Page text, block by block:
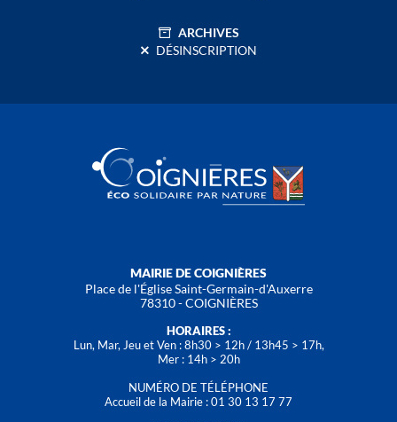
ARCHIVES
DÉSINSCRIPTION
MAIRIE DE COIGNIÈRES
Place de l'Église Saint-Germain-d'Auxerre
78310 - COIGNIÈRES
HORAIRES :
Lun, Mar, Jeu et Ven : 8h30 > 12h / 13h45 > 17h,
Mer : 14h > 20h
NUMÉRO DE TÉLÉPHONE
Accueil de la Mairie : 01 30 13 17 77